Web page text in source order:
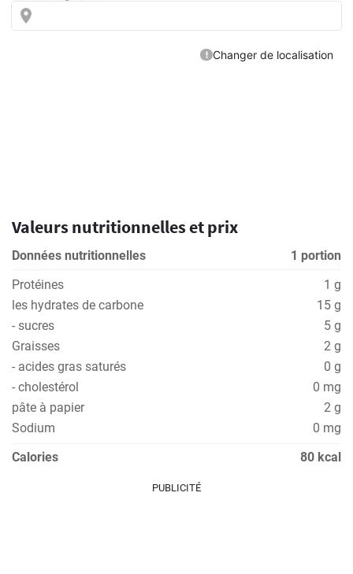
Valeurs nutritionnelles et prix
Données nutritionnelles
1 portion
Protéines
1 g
les hydrates de carbone
15 g
- sucres
5 g
Graisses
2 g
- acides gras saturés
0 g
- cholestérol
0 mg
pâte à papier
2 g
Sodium
0 mg
Calories
80 kcal
PUBLICITÉ